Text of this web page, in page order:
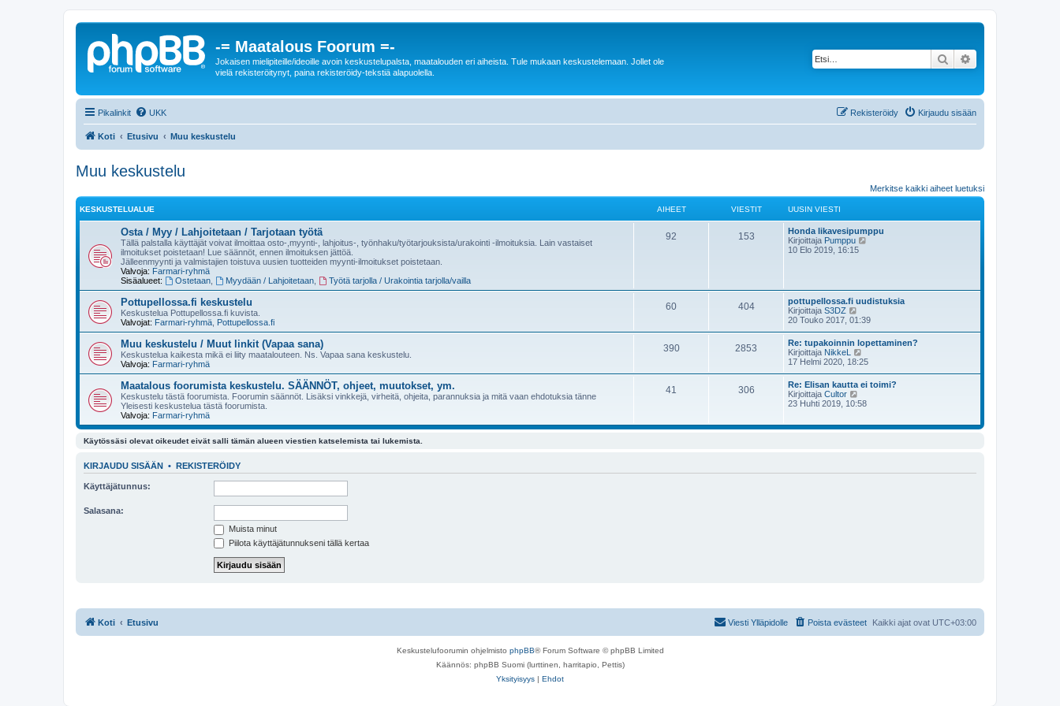
-= Maatalous Foorum =-
Jokaisen mielipiteille/ideoille avoin keskustelupalsta, maatalouden eri aiheista. Tule mukaan keskustelemaan. Jollet ole
vielä rekisteröitynyt, paina rekisteröidy-tekstiä alapuolella.
Etsi
Pikalinkit UKK Kirjaudu sisään
Rekisteröidy
Koti Etusivu Muu keskustelu
Muu keskustelu
Merkitse kaikki aiheet luetuksi
KESKUSTELUALUE AIHEET VIESTIT UUSIN VIESTI
Osta / Myy / Lahjoitetaan / Tarjotaan työtä
Tällä palstalla käyttäjät voivat ilmoittaa osto-,myynti-, lahjoitus-, työnhaku/työtarjouksista/urakointi -ilmoituksia. Lain vastaiset
ilmoitukset poistetaan! Lue säännöt, ennen ilmoituksen jättöä.
Jälleenmyynti ja valmistajien toistuva uusien tuotteiden myynti-ilmoitukset poistetaan.
Valvoja: Farmari-ryhmä
Sisäalueet:
Ostetaan, Myydään / Lahjoitetaan, Työtä tarjolla / Urakointia tarjolla/vailla
92 153
Honda likavesipumppu
Kirjoittaja Pumppu
u
s
i
n
v
i
s
t
i
10 Elo 2019, 16:15
Pottupellossa.fi keskustelu
Keskustelua Pottupellossa.fi kuvista.
Valvojat: Farmari-ryhmä Pottupellossa.fi
60 404
pottupellossa.fi uudistuksia
Kirjoittaja S3DZ
ä
t
ä
u
u
s
i
v
e
s
20 Touko 2017, 01:39
Muu keskustelu / Muut linkit (Vapaa sana)
Keskustelua kaikesta mikä ei liity maatalouteen. Ns. Vapaa sana keskustelu.
Valvoja: Farmari-ryhmä
390 2853
Re: tupakoinnin lopettaminen?
Kirjoittaja NikkeL
ä
ä
u
u
i
s
17 Helmi 2020, 18:25
Maatalous foorumista keskustelu. SÄÄNNÖT, ohjeet, muutokset, ym.
Keskustelu tästä foorumista. Foorumin säännöt. Lisäksi vinkkejä, virheitä, ohjeita, parannuksia ja mitä vaan ehdotuksia tänne
Yleisesti keskustelua tästä foorumista.
Valvoja: Farmari-ryhmä
41 306
Re: Elisan kautta ei toimi?
Kirjoittaja Cultor
ä
ä
23 Huhti 2019, 10:58
Käytössäsi olevat oikeudet eivät salli tämän alueen viestien katselemista tai lukemista.
KIRJAUDU SISÄÄN • REKISTERÖIDY
Käyttäjätunnus:
Salasana:
Muista minut
Piilota käyttäjätunnukseni tällä kertaa
Koti Etusivu Kaikki ajat ovat UTC+03:00
Poista evästeet
Viesti Ylläpidolle
Keskustelufoorumin ohjelmisto phpBB® Forum Software © phpBB Limited
Käännös: phpBB Suomi (lurttinen, harritapio, Pettis)
Yksityisyys | Ehdot